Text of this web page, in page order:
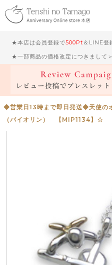
★本店は会員登録で500Pt ＆LINE登
★一部商品の価格改定につきまして＞
◆営業日13時まで即日発送◆天使の
（バイオリン） 【MIP1134】☆